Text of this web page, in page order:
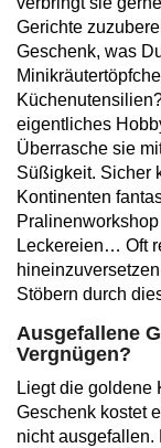
Gerichte
Geschenk, was
eigentliches
Überrasche sie
Süßigkeit. Sicher
Kontinenten
Leckereien… Oft
Stöbern durch
Ausgefallene
Vergnügen?
Liegt die goldene
Geschenk kostet
nicht ausgefallen.